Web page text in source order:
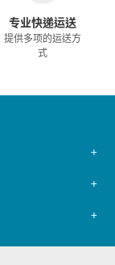
专业快递运送
提供多项的运送方
式